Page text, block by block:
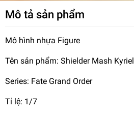
Mô tả sản phẩm
Mô hình nhựa Figure
Tên sản phẩm: Shielder Mash
Series: Fate Grand Order
Tỉ lệ: 1/7